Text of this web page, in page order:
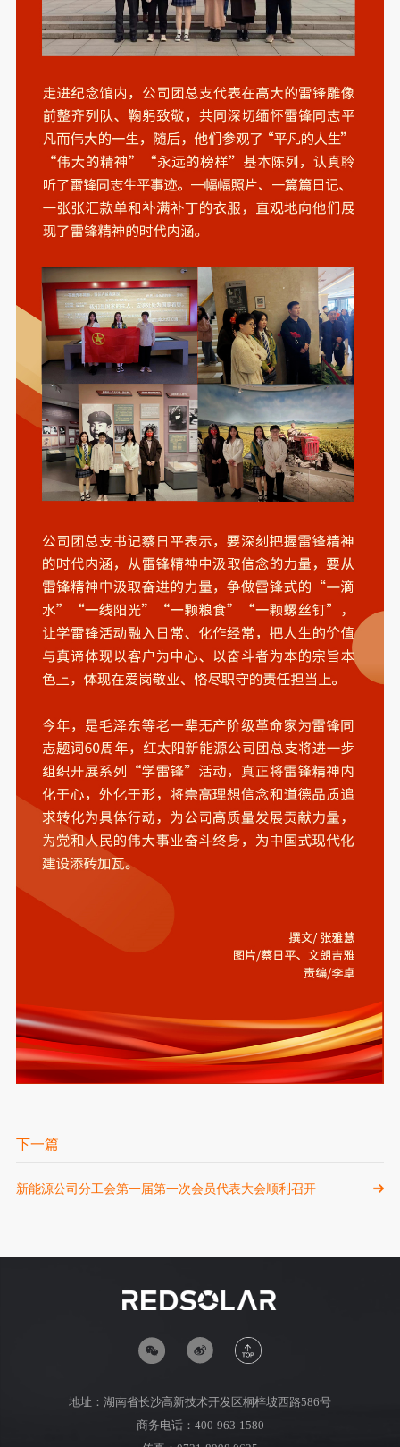
下一篇
新能源公司分工会第一届第一次会员代表大会顺利召开
地址：湖南省长沙高新技术开发区桐梓坡西路586号
商务电话：400-963-1580